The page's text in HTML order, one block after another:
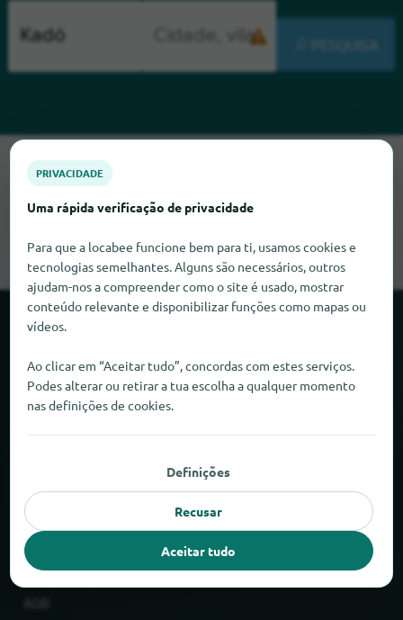
PESQUISA
Lamentamos, mas não conseguimos encontrar Kadó neste
momento. Se souber onde encontrar Kadó, ficaríamos muito
satisfeitos se nos informasse.
Sobre o locabee
Factos e números
Impressão
Proteção de dados
PRIVACIDADE
Uma rápida verificação de privacidade
Para que a locabee funcione bem para ti, usamos cookies e
tecnologias semelhantes. Alguns são necessários, outros
ajudam-nos a compreender como o site é usado, mostrar
conteúdo relevante e disponibilizar funções como mapas ou
vídeos.
Ao clicar em “Aceitar tudo”, concordas com estes serviços.
Podes alterar ou retirar a tua escolha a qualquer momento
nas definições de cookies.
Definições
Recusar
Aceitar tudo